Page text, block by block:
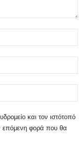
και τον ιστότοπό
επόμενη φορά που θα